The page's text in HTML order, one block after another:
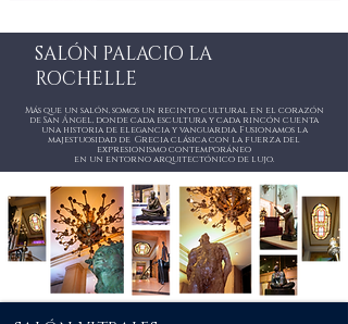
SALÓN PALACIO LA
ROCHELLE
Más que un salón, somos un recinto cultural en el corazón
de San Ángel, donde cada escultura y cada rincón cuenta
una historia de elegancia y vanguardia. Fusionamos la
majestuosidad de Grecia clásica con la fuerza del
expresionismo contemporáneo
en un entorno arquitectónico de lujo.